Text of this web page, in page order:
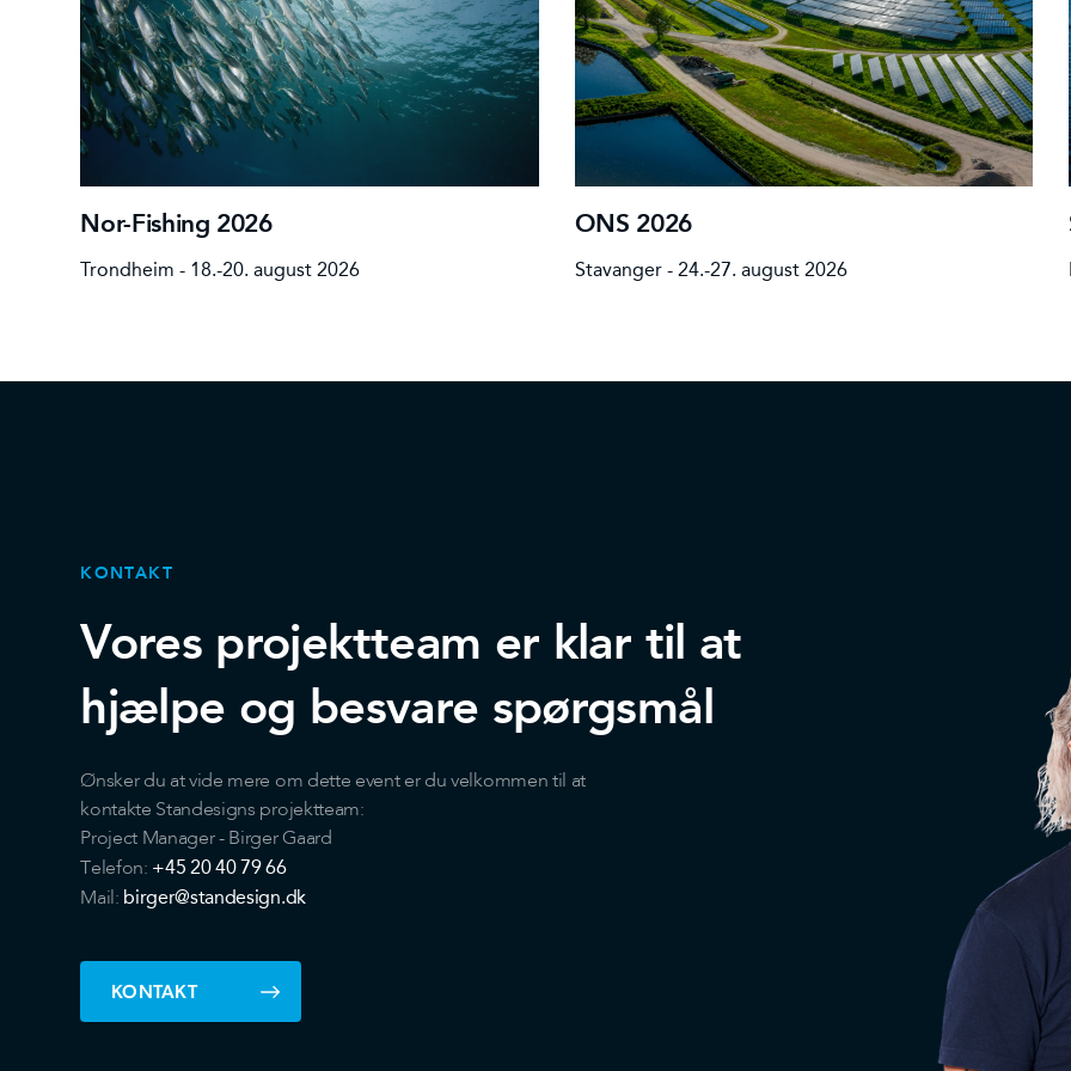
Nor-Fishing 2026
Trondheim - 18.-20. august 2026
ONS 2026
Stavanger - 24.-27. august 2026
KONTAKT
Vores projektteam er klar til at
hjælpe og besvare spørgsmål
Ønsker du at vide mere om dette event er du velkommen til at
kontakte Standesigns projektteam:
Project Manager - Birger Gaard
Telefon: +45 20 40 79 66
Mail: birger@standesign.dk
KONTAKT